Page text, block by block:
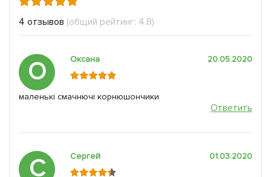
4 отзывов (общий рейтинг: 4.8)
О Оксана 20.05.2020
маленькі смачнючі корнюшончики
Ответить
С Сергей 01.03.2020